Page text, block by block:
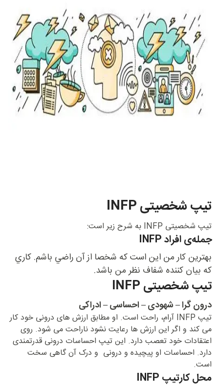
تیپ شخصیتی INFP
تیپ شخصیتی INFP به شرح زیر است:
جمله‌ی افراد INFP
بهترين كار من اين است كه شخصا از آن راضي باشم. كاري
كه بيان كننده شفاف نظر من باشد.
تیپ شخصیتی INFP
درون گرا – شهودی – احساسی – ادراکی
تیپ INFP آرام، راحت است. او مطابق ارزش های درونی خود کار
می کند و اگر این ارزش ها رعایت نشود ناراحت می شود. روی
اعتقادات خود تعصب دارد. این تیپ احساسات درونی قدرتمندی
دارد. احساسات او پیچیده و درونی و درک آن گاهی سخت
است.
محل کارتیپ INFP